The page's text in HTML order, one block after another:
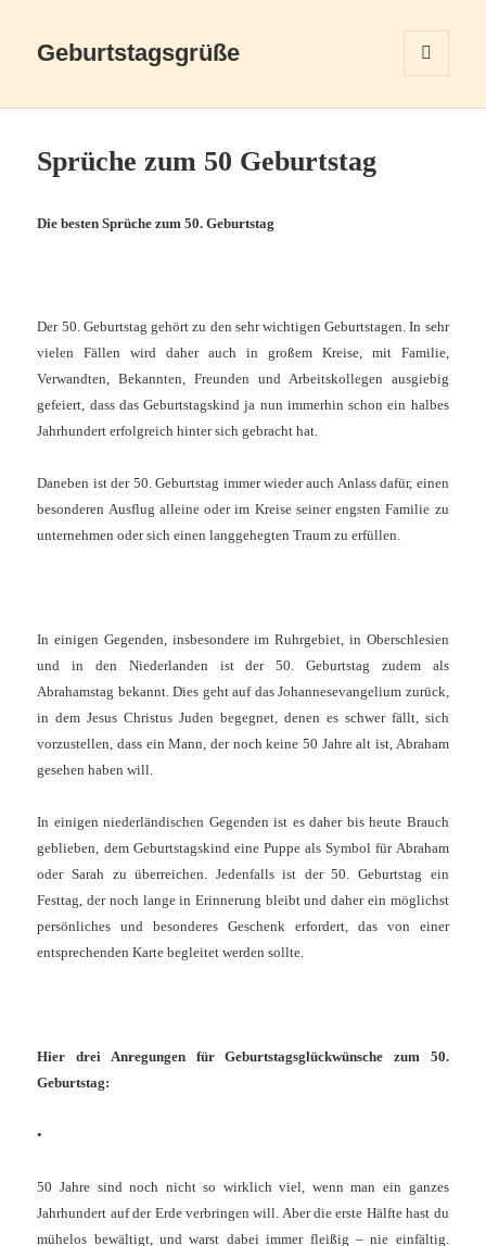
Geburtstagsgrüße
WIDGETS
Sprüche zum 50 Geburtstag
Die besten Sprüche zum 50. Geburtstag
Der 50. Geburtstag gehört zu den sehr wichtigen Geburtstagen. In sehr
vielen Fällen wird daher auch in großem Kreise, mit Familie,
Verwandten, Bekannten, Freunden und Arbeitskollegen ausgiebig
gefeiert, dass das Geburtstagskind ja nun immerhin schon ein halbes
Jahrhundert erfolgreich hinter sich gebracht hat.
Daneben ist der 50. Geburtstag immer wieder auch Anlass dafür, einen
besonderen Ausflug alleine oder im Kreise seiner engsten Familie zu
unternehmen oder sich einen langgehegten Traum zu erfüllen.
In einigen Gegenden, insbesondere im Ruhrgebiet, in Oberschlesien
und in den Niederlanden ist der 50. Geburtstag zudem als
Abrahamstag bekannt. Dies geht auf das Johannesevangelium zurück,
in dem Jesus Christus Juden begegnet, denen es schwer fällt, sich
vorzustellen, dass ein Mann, der noch keine 50 Jahre alt ist, Abraham
gesehen haben will.
In einigen niederländischen Gegenden ist es daher bis heute Brauch
geblieben, dem Geburtstagskind eine Puppe als Symbol für Abraham
oder Sarah zu überreichen. Jedenfalls ist der 50. Geburtstag ein
Festtag, der noch lange in Erinnerung bleibt und daher ein möglichst
persönliches und besonderes Geschenk erfordert, das von einer
entsprechenden Karte begleitet werden sollte.
Hier drei Anregungen für Geburtstagsglückwünsche zum 50.
Geburtstag:
•
50 Jahre sind noch nicht so wirklich viel, wenn man ein ganzes
Jahrhundert auf der Erde verbringen will. Aber die erste Hälfte hast du
mühelos bewältigt, und warst dabei immer fleißig – nie einfältig.